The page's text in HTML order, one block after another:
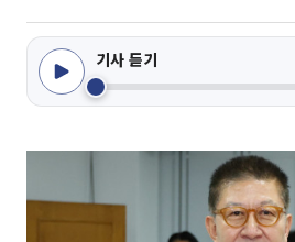
기사 듣기